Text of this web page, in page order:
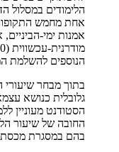
הלימודים במסלול
אחת מחמש
אמנות ימי-
הנוספים להשלמת
בתוך מבחר שיעורי
גלובלית כנושא
הסטודנט מעוניין
בהם במסגרת מכסת